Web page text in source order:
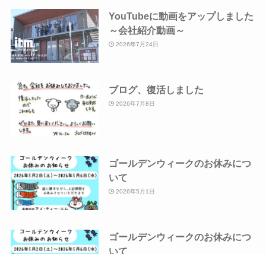
YouTubeに動画をアップしました
～会社紹介動画～
2026年7月24日
ブログ、復活しました
2026年7月8日
ゴールデンウィークのお休みにつ
いて
2026年5月1日
ゴールデンウィークのお休みにつ
いて